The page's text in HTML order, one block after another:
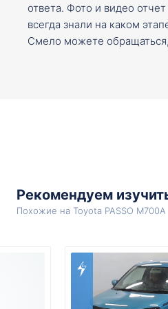
ответа. Фото и видео
всегда знали на каком
Смело можете
Рекомендуем
Похожие на Toyota PASSO M700A